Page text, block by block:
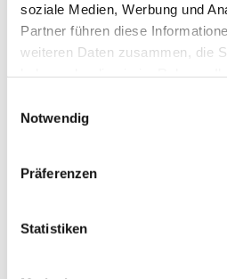
soziale Medien, Werbung und
Partner führen diese
weiteren Daten zusammen, die
Notwendig
Präferenzen
Statistiken